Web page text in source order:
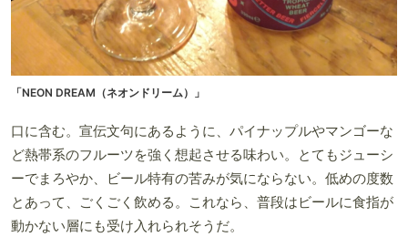
「NEON DREAM（ネオンドリーム）」
口に含む。宣伝文句にあるように、パイナップルやマンゴーな
ど熱帯系のフルーツを強く想起させる味わい。とてもジューシ
ーでまろやか、ビール特有の苦みが気にならない。低めの度数
とあって、ごくごく飲める。これなら、普段はビールに食指が
動かない層にも受け入れられそうだ。